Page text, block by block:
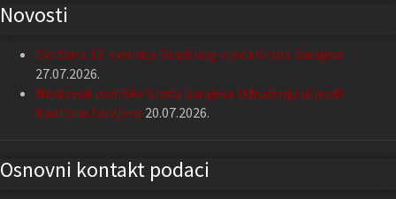
Novosti
Održana 13. sjednica Gradskog vijeća Grada Sarajeva
27.07.2026.
Nastavak podrške Grada Sarajeva Udruženju slijepih
Kantona Sarajevo 20.07.2026.
Osnovni kontakt podaci